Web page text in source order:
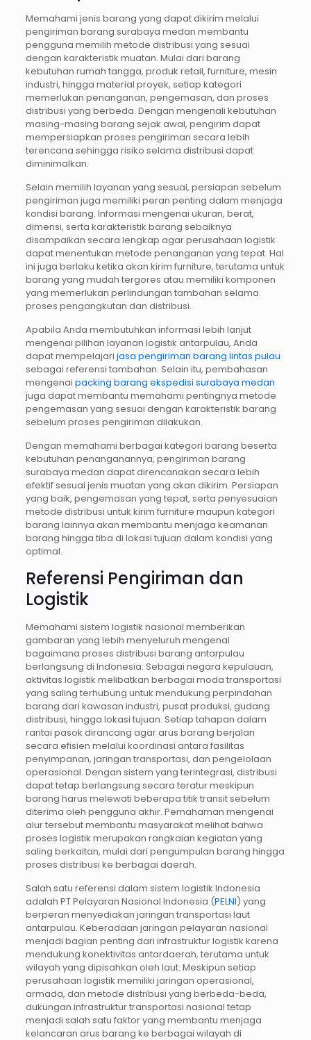
Memahami jenis barang yang dapat dikirim melalui
pengiriman barang surabaya medan membantu
pengguna memilih metode distribusi yang sesuai
dengan karakteristik muatan. Mulai dari barang
kebutuhan rumah tangga, produk retail, furniture, mesin
industri, hingga material proyek, setiap kategori
memerlukan penanganan, pengemasan, dan proses
distribusi yang berbeda. Dengan mengenali kebutuhan
masing-masing barang sejak awal, pengirim dapat
mempersiapkan proses pengiriman secara lebih
terencana sehingga risiko selama distribusi dapat
diminimalkan.
Selain memilih layanan yang sesuai, persiapan sebelum
pengiriman juga memiliki peran penting dalam menjaga
kondisi barang. Informasi mengenai ukuran, berat,
dimensi, serta karakteristik barang sebaiknya
disampaikan secara lengkap agar perusahaan logistik
dapat menentukan metode penanganan yang tepat. Hal
ini juga berlaku ketika akan kirim furniture, terutama untuk
barang yang mudah tergores atau memiliki komponen
yang memerlukan perlindungan tambahan selama
proses pengangkutan dan distribusi.
Apabila Anda membutuhkan informasi lebih lanjut
mengenai pilihan layanan logistik antarpulau, Anda
dapat mempelajari jasa pengiriman barang lintas pulau
sebagai referensi tambahan. Selain itu, pembahasan
mengenai packing barang ekspedisi surabaya medan
juga dapat membantu memahami pentingnya metode
pengemasan yang sesuai dengan karakteristik barang
sebelum proses pengiriman dilakukan.
Dengan memahami berbagai kategori barang beserta
kebutuhan penanganannya, pengiriman barang
surabaya medan dapat direncanakan secara lebih
efektif sesuai jenis muatan yang akan dikirim. Persiapan
yang baik, pengemasan yang tepat, serta penyesuaian
metode distribusi untuk kirim furniture maupun kategori
barang lainnya akan membantu menjaga keamanan
barang hingga tiba di lokasi tujuan dalam kondisi yang
optimal.
Referensi Pengiriman dan
Logistik
Memahami sistem logistik nasional memberikan
gambaran yang lebih menyeluruh mengenai
bagaimana proses distribusi barang antarpulau
berlangsung di Indonesia. Sebagai negara kepulauan,
aktivitas logistik melibatkan berbagai moda transportasi
yang saling terhubung untuk mendukung perpindahan
barang dari kawasan industri, pusat produksi, gudang
distribusi, hingga lokasi tujuan. Setiap tahapan dalam
rantai pasok dirancang agar arus barang berjalan
secara efisien melalui koordinasi antara fasilitas
penyimpanan, jaringan transportasi, dan pengelolaan
operasional. Dengan sistem yang terintegrasi, distribusi
dapat tetap berlangsung secara teratur meskipun
barang harus melewati beberapa titik transit sebelum
diterima oleh pengguna akhir. Pemahaman mengenai
alur tersebut membantu masyarakat melihat bahwa
proses logistik merupakan rangkaian kegiatan yang
saling berkaitan, mulai dari pengumpulan barang hingga
proses distribusi ke berbagai daerah.
Salah satu referensi dalam sistem logistik Indonesia
adalah PT Pelayaran Nasional Indonesia (PELNI) yang
berperan menyediakan jaringan transportasi laut
antarpulau. Keberadaan jaringan pelayaran nasional
menjadi bagian penting dari infrastruktur logistik karena
mendukung konektivitas antardaerah, terutama untuk
wilayah yang dipisahkan oleh laut. Meskipun setiap
perusahaan logistik memiliki jaringan operasional,
armada, dan metode distribusi yang berbeda-beda,
dukungan infrastruktur transportasi nasional tetap
menjadi salah satu faktor yang membantu menjaga
kelancaran arus barang ke berbagai wilayah di